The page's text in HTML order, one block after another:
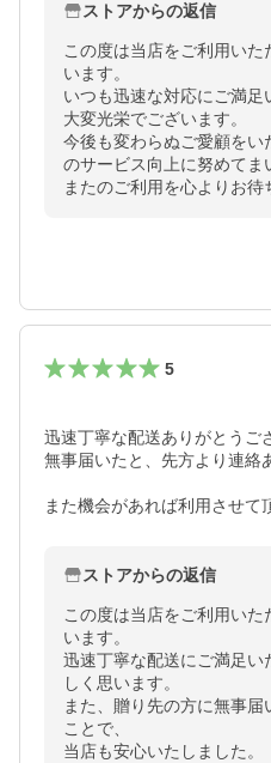
ストアからの返信
この度は当店をご利用い
います。
いつも迅速な対応にご満足
大変光栄でございます。
今後も変わらぬご愛顧をい
のサービス向上に努めてま
またのご利用を心よりお待
5
迅速丁寧な配送ありがとうご
無事届いたと、先方より連絡
また機会があれば利用させて
ストアからの返信
この度は当店をご利用い
います。
迅速丁寧な配送にご満足
しく思います。
また、贈り先の方に無事
ことで、
当店も安心いたしました。